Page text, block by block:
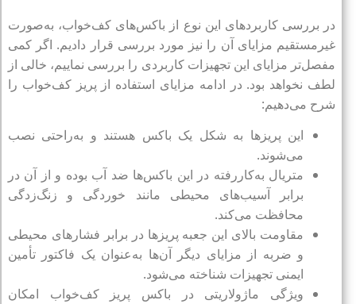
در بررسی کاربردهای این نوع از باکس‌های کف‌خواب، به‌صورت
غیر‌مستقیم مزایای آن را نیز مورد بررسی قرار دادیم. اگر کمی
مفصل‌تر مزایای این تجهیزات کاربردی را بررسی نماییم، خالی از
لطف نخواهد بود. در ادامه مزایای استفاده از پریز کف‌خواب را
شرح می‌دهیم:
این پریزها به شکل یک باکس هستند و به‌راحتی نصب
می‌شوند.
متریال‌ به‌کاررفته در این باکس‌ها ضد آب بوده و از آن در
برابر آسیب‌های محیطی مانند خوردگی و زنگ‌زدگی
محافظت می‌کند.
مقاومت بالای این جعبه پریزها در برابر فشارهای محیطی
و ضربه از مزایای دیگر آن‌ها به‌عنوان یک فاکتور تأمین
ایمنی تجهیزات شناخته می‌شود.
ویژگی ماژولاریتی در باکس پریز کف‌خواب امکان